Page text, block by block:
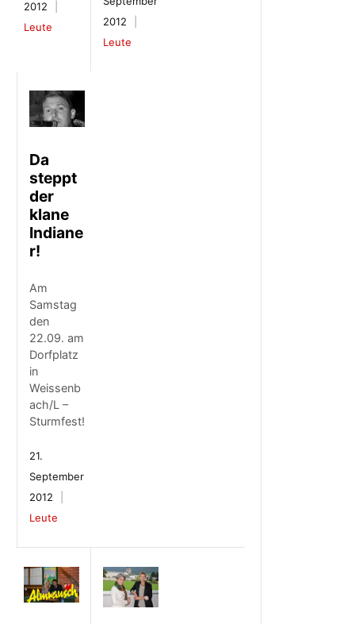
2012
Leute
2012
Leute
Da
steppt
der
klane
Indiane
r!
Am
Samstag
den
22.09. am
Dorfplatz
in
Weissenb
ach/L –
Sturmfest!
21.
September
2012
Leute